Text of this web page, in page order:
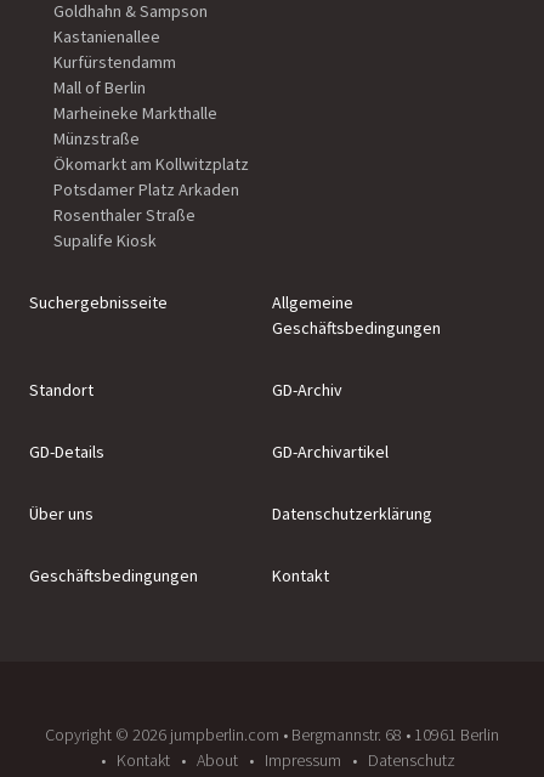
Goldhahn & Sampson
Kastanienallee
Kurfürstendamm
Mall of Berlin
Marheineke Markthalle
Münzstraße
Ökomarkt am Kollwitzplatz
Potsdamer Platz Arkaden
Rosenthaler Straße
Supalife Kiosk
Suchergebnisseite
Allgemeine
Geschäftsbedingungen
Standort GD-Archiv
GD-Details GD-Archivartikel
Über uns Datenschutzerklärung
Geschäftsbedingungen Kontakt
Copyright ©️ 2026 jumpberlin.com • Bergmannstr. 68 • 10961 Berlin
Kontakt
About Impressum Datenschutz